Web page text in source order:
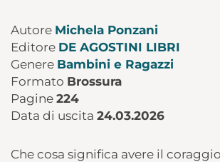
Autore Michela Ponzani
Editore DE AGOSTINI LIBRI
Genere Bambini e Ragazzi
Formato Brossura
Pagine 224
Data di uscita 24.03.2026
Che cosa significa avere il